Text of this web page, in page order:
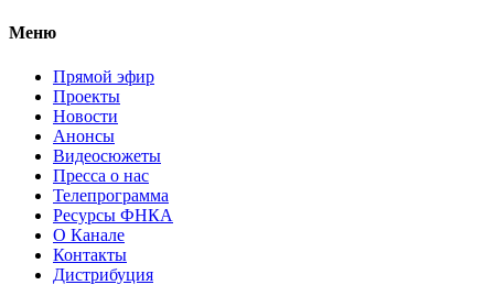
Меню
Прямой эфир
Проекты
Новости
Анонсы
Видеосюжеты
Пресса о нас
Телепрограмма
Ресурсы ФНКА
О Канале
Контакты
Дистрибуция